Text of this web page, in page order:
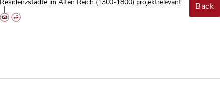
Residenzstädte im Alten Reich (1300-1800) projektrelevant Back